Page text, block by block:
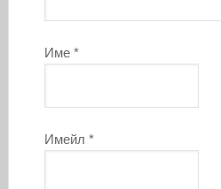
Име *
Имейл *